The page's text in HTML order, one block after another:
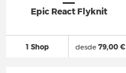
Epic React Flyknit
1 Shop desde79,00 €